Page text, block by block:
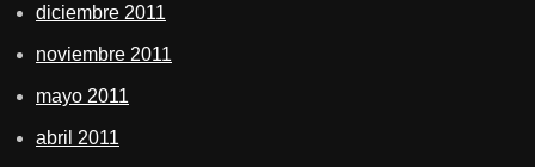
diciembre 2011
noviembre 2011
mayo 2011
abril 2011